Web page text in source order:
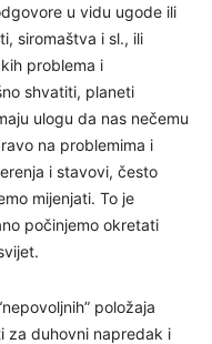
u vidu ugode ili
siromaštva i sl., ili
problema i
shvatiti, planeti
ulogu da nas nečemu
na problemima i
i stavovi, često
mijenjati. To je
počinjemo okretati
položaja
za duhovni napredak i